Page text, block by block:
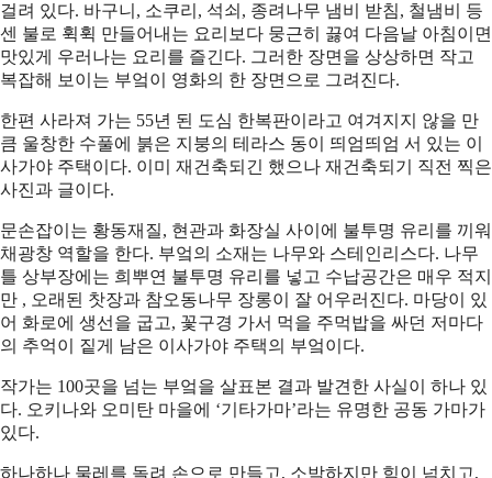
걸려 있다. 바구니, 소쿠리, 석쇠, 종려나무 냄비 받침, 철냄비 등
센 불로 휙휙 만들어내는 요리보다 뭉근히 끓여 다음날 아침이면
맛있게 우러나는 요리를 즐긴다. 그러한 장면을 상상하면 작고
복잡해 보이는 부엌이 영화의 한 장면으로 그려진다.
한편 사라져 가는 55년 된 도심 한복판이라고 여겨지지 않을 만
큼 울창한 수풀에 붉은 지붕의 테라스 동이 띄엄띄엄 서 있는 이
사가야 주택이다. 이미 재건축되긴 했으나 재건축되기 직전 찍은
사진과 글이다.
문손잡이는 황동재질, 현관과 화장실 사이에 불투명 유리를 끼워
채광창 역할을 한다. 부엌의 소재는 나무와 스테인리스다. 나무
틀 상부장에는 희뿌연 불투명 유리를 넣고 수납공간은 매우 적지
만 , 오래된 찻장과 참오동나무 장롱이 잘 어우러진다. 마당이 있
어 화로에 생선을 굽고, 꽃구경 가서 먹을 주먹밥을 싸던 저마다
의 추억이 짙게 남은 이사가야 주택의 부엌이다.
작가는 100곳을 넘는 부엌을 살표본 결과 발견한 사실이 하나 있
다. 오키나와 오미탄 마을에 ‘기타가마’라는 유명한 공동 가마가
있다.
하나하나 물레를 돌려 손으로 만들고, 소박하지만 힘이 넘치고,